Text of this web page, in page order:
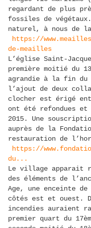
regardant de plus
fossiles de
naturel, à nous de
https://
de-meailles
L’église Saint-
première moitié du
agrandie à la fin du
l’ajout de deux
clocher est érigé
ont été refondues et
2015. Une
auprès de la
restauration de
https://
du...
Le village apparait
des éléments de
Age, une enceinte
côtés est et ouest.
incendies auraient
premier quart du